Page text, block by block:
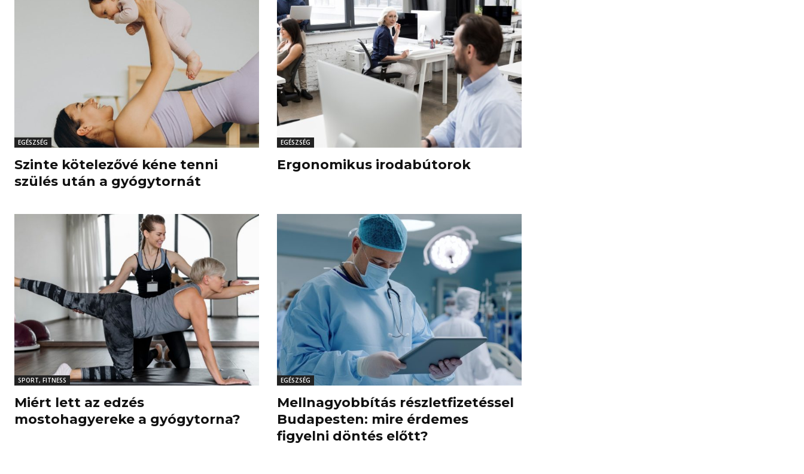
EGÉSZSÉG
Szinte kötelezővé kéne tenni
szülés után a gyógytornát
EGÉSZSÉG
Ergonomikus irodabútorok
SPORT, FITNESS
Miért lett az edzés
mostohagyereke a gyógytorna?
EGÉSZSÉG
Mellnagyobbítás részletfizetéssel
Budapesten: mire érdemes
figyelni döntés előtt?